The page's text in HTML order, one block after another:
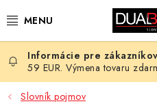
na
NOVÉ
PRACOVNÉ ODEVY
59 EUR. Výmena tovaru
Slovník pojmov